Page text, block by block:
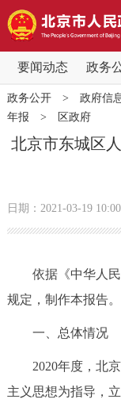
要闻动态 政务
要闻动态
党中央精神
北京要闻
市领导
政策兑现
决策公开
政务公开> 政府信
年报 > 区政府
北京市东城区
日期：2021-03-19 10:00
依据《中华人民
规定，制作本报告。
一、总体情况
2020年度，北京
主义思想为指导，